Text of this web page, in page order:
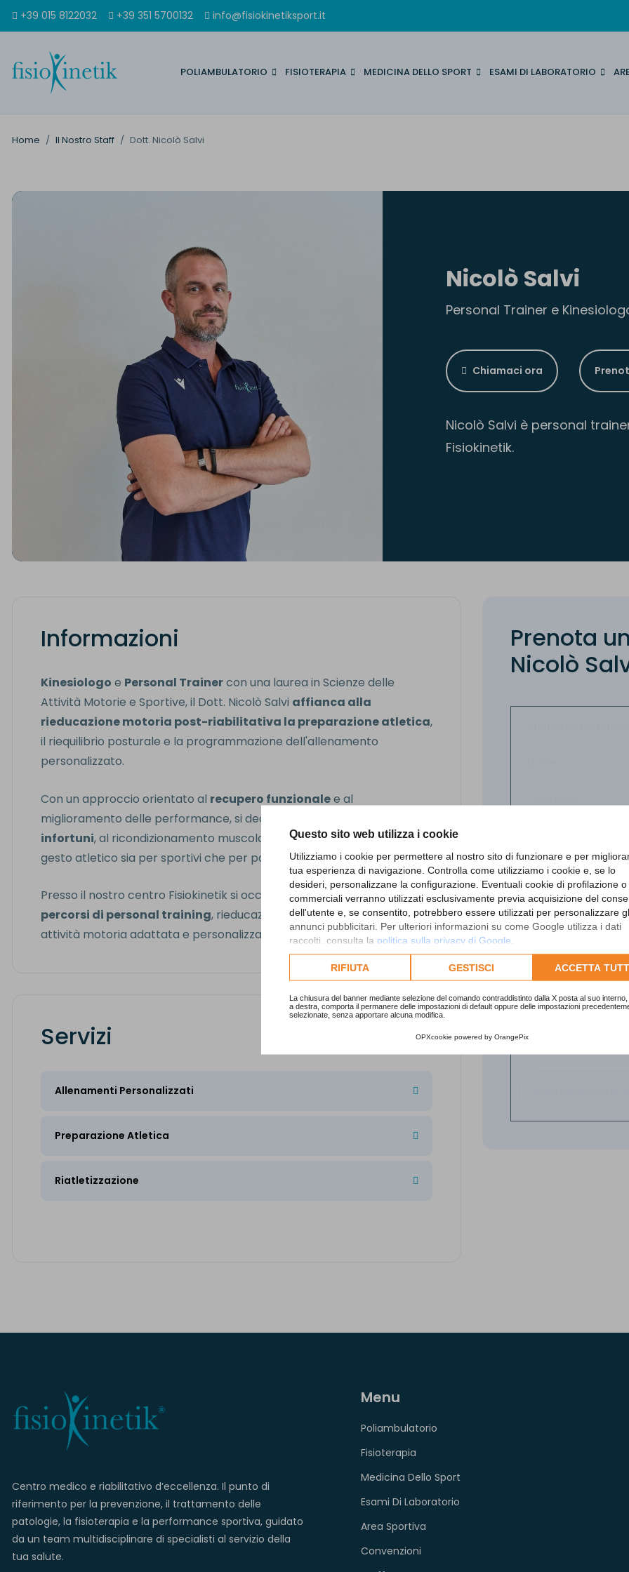
Questo sito web utilizza i cookie
Utilizziamo i cookie per permettere al nostro sito di funzionare e per
tua esperienza di navigazione. Controlla come utilizziamo i cookie e, se lo
desideri, personalizzane la configurazione. Eventuali cookie di profilazione o
commerciali verranno utilizzati esclusivamente previa acquisizione del
dell'utente e, se consentito, potrebbero essere utilizzati per personalizzare
annunci pubblicitari. Per ulteriori informazioni su come Google utilizza i dati
raccolti, consulta la politica sulla privacy di Google
Consulta l'informativa cookie completa.
RIFIUTA GESTISCI ACCETTA
La chiusura del banner mediante selezione del comando contraddistinto dalla X posta al suo interno,
a destra, comporta il permanere delle impostazioni di default oppure delle impostazioni
selezionate, senza apportare alcuna modifica.
OPXcookie powered by OrangePix
+39 015 8122032 +39 351 5700132 info@fisiokinetiksport.it
POLIAMBULATORIO FISIOTERAPIA MEDICINA DELLO SPORT ESAMI DI LABORATORIO
Home Il Nostro Staff Dott. Nicolò Salvi
Nicolò Salvi
Personal Trainer e
Chiamaci ora
Nicolò Salvi è personal
Fisiokinetik.
Informazioni
Kinesiologo e Personal Trainercon una laurea in Scienze delle
Attività Motorie e Sportive, il Dott. Nicolò Salvi affianca alla
rieducazione motoria post-riabilitativa la preparazione atletica,
il riequilibrio posturale e la programmazione dell'allenamento
personalizzato.
Con un approccio orientato al recupero funzionalee al
miglioramento delle performance, si dedica alla
infortuni, al ricondizionamento muscolare e all'ottimizzazione del
gesto atletico sia per sportivi che per pazienti in fase di recupero.
Presso il nostro centro Fisiokinetik si occupa disedute di kinesiologia,
percorsi di personal training, rieducazione posturale e programmi di
attività motoria adattata e personalizzata.
Servizi
Allenamenti Personalizzati
Preparazione Atletica
Riatletizzazione
Prenota un
Nicolò Sal
Ho letto l'informativa
Per
Centro medico e riabilitativo d’eccellenza. Il punto di
riferimento per la prevenzione, il trattamento delle
patologie, la fisioterapia e la performance sportiva, guidato
da un team multidisciplinare di specialisti al servizio della
tua salute.
Menu
Poliambulatorio
Fisioterapia
Medicina Dello Sport
Esami Di Laboratorio
Area Sportiva
Convenzioni